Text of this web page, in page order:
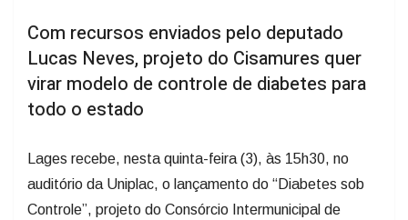
Lucas Neves, projeto do Cisamures quer
virar modelo de controle de diabetes para
todo o estado
auditório da Uniplac, o lançamento do “Diabetes sob
Controle”, projeto do Consórcio Intermunicipal de
Saúde da Amures (Cisamures) que vai distribuir